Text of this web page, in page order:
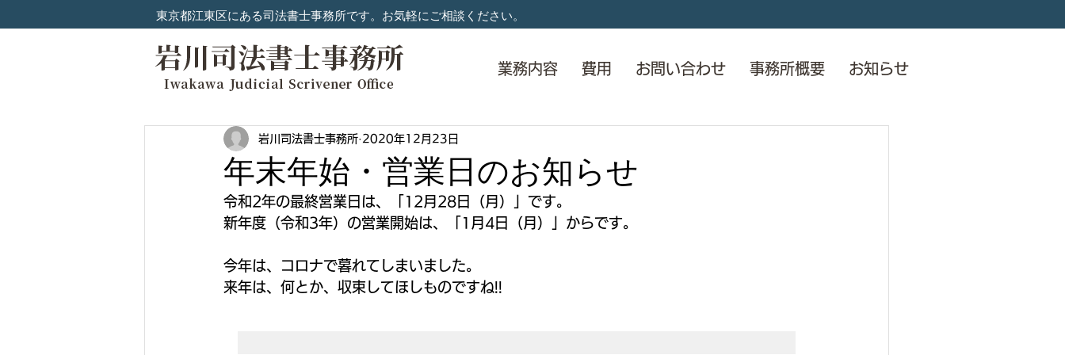
東京都江東区にある司法書士事務所です。お気軽にご相談ください。
業務内容 費用 お問い合わせ 事務所概要 お知らせ
年末年始・営業日のお知らせ
岩川司法書士事務所 2020年12月23日
令和2年の最終営業日は、「12月28日（月）」です。
新年度（令和3年）の営業開始は、「1月4日（月）」からです。
今年は、コロナで暮れてしまいました。
来年は、何とか、収束してほしものですね!!